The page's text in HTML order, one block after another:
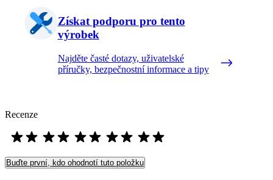
Získat podporu pro tento
výrobek
Najděte časté dotazy, uživatelské
příručky, bezpečnostní informace a tipy
Recenze
Buďte první, kdo ohodnotí tuto položku